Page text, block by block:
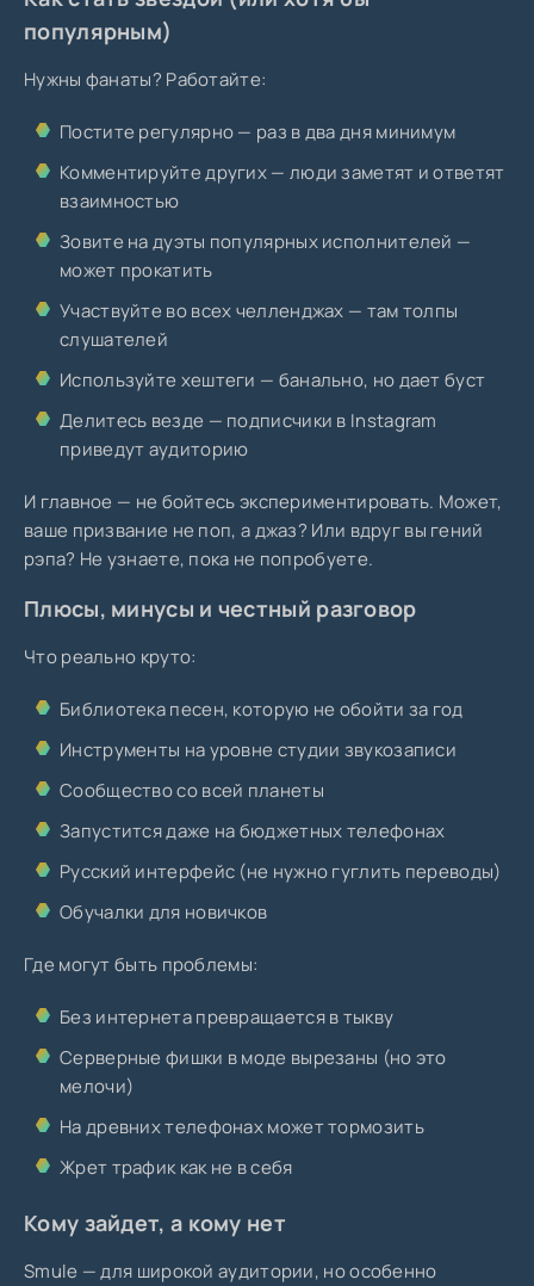
популярным)
Нужны фанаты? Работайте:
Постите регулярно — раз в два дня минимум
Комментируйте других — люди заметят и ответят
взаимностью
Зовите на дуэты популярных исполнителей —
может прокатить
Участвуйте во всех челленджах — там толпы
слушателей
Используйте хештеги — банально, но дает буст
Делитесь везде — подписчики в Instagram
приведут аудиторию
И главное — не бойтесь экспериментировать. Может,
ваше призвание не поп, а джаз? Или вдруг вы гений
рэпа? Не узнаете, пока не попробуете.
Плюсы, минусы и честный разговор
Что реально круто:
Библиотека песен, которую не обойти за год
Инструменты на уровне студии звукозаписи
Сообщество со всей планеты
Запустится даже на бюджетных телефонах
Русский интерфейс (не нужно гуглить переводы)
Обучалки для новичков
Где могут быть проблемы:
Без интернета превращается в тыкву
Серверные фишки в моде вырезаны (но это
мелочи)
На древних телефонах может тормозить
Жрет трафик как не в себя
Кому зайдет, а кому нет
Smule — для широкой аудитории, но особенно